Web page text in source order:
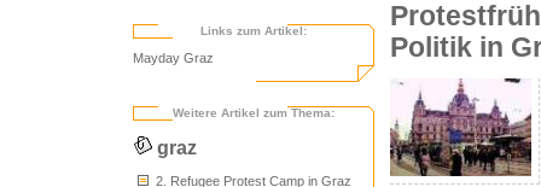
Links zum Artikel:
Mayday Graz
Weitere Artikel zum Thema:
graz
2. Refugee Protest Camp in Graz
Politik in